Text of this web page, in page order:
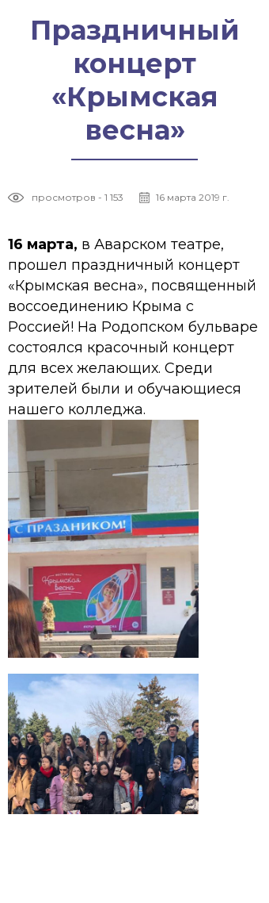
Праздничный
концерт
«Крымская
весна»
просмотров - 1 153 16 марта 2019 г.
16 марта, в Аварском театре,
прошел праздничный концерт
«Крымская весна», посвященный
воссоединению Крыма с
Россией! На Родопском бульваре
состоялся красочный концерт
для всех желающих. Среди
зрителей были и обучающиеся
нашего колледжа.